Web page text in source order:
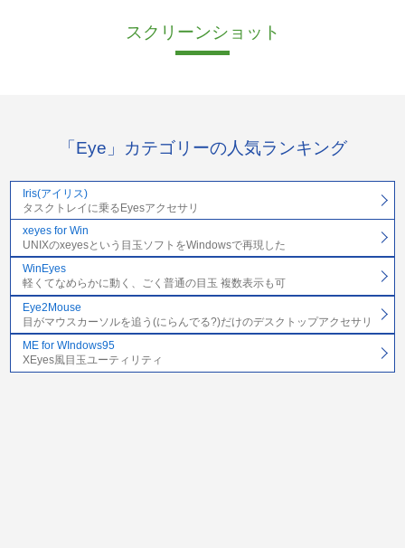
スクリーンショット
「Eye」カテゴリーの人気ランキング
Iris(アイリス)
タスクトレイに乗るEyesアクセサリ
xeyes for Win
UNIXのxeyesという目玉ソフトをWindowsで再現した
WinEyes
軽くてなめらかに動く、ごく普通の目玉 複数表示も可
Eye2Mouse
目がマウスカーソルを追う(にらんでる?)だけのデスクトップアクセサリ
ME for WIndows95
XEyes風目玉ユーティリティ